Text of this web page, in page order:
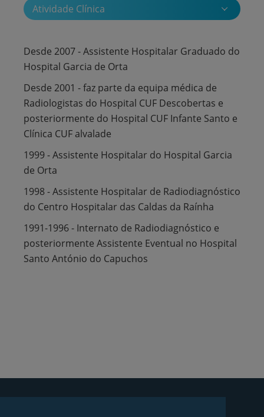
Atividade Clínica
Desde 2007 - Assistente Hospitalar Graduado do
Hospital Garcia de Orta
Desde 2001 - faz parte da equipa médica de
Radiologistas do Hospital CUF Descobertas e
posteriormente do Hospital CUF Infante Santo e
Clínica CUF alvalade
1999 - Assistente Hospitalar do Hospital Garcia
de Orta
1998 - Assistente Hospitalar de Radiodiagnóstico
do Centro Hospitalar das Caldas da Raínha
1991-1996 - Internato de Radiodiagnóstico e
posteriormente Assistente Eventual no Hospital
Santo António do Capuchos